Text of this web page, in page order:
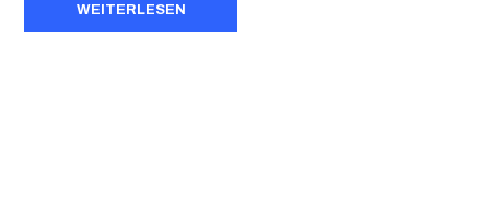
WEITERLESEN